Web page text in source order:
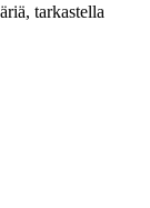
tarkastella